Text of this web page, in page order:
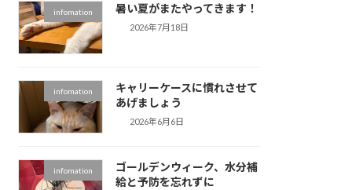
infomation 暑い夏がまたやってきます！
2026年7月18日
infomation
キャリーケースに慣れさせて
あげましょう
2026年6月6日
infomation
ゴールデンウィーク、水分補
給と予防を忘れずに